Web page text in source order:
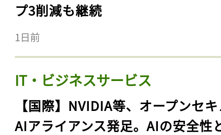
プ3削減も継続
1日前
IT・ビジネスサービス
【国際】NVIDIA等、オープンセ
AIアライアンス発足。AIの安全性